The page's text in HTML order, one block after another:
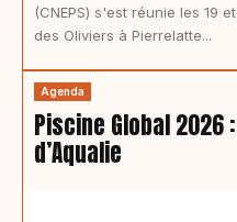
(CNEPS) s'est réunie les 19
des Oliviers à Pierrelatte...
Agenda
Piscine Global
d’Aqualie